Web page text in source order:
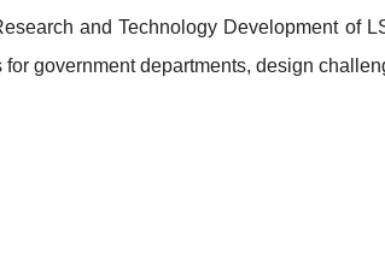
and Technology Development of
government departments, design